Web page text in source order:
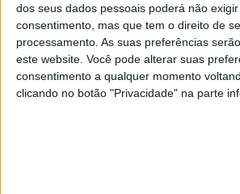
dos seus dados pessoais poderá não
consentimento, mas que tem o direito de
processamento. As suas preferências
este website. Você pode alterar suas
consentimento a qualquer momento
clicando no botão "Privacidade" na parte